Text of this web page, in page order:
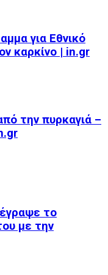
για Εθνικό
καρκίνο | in.gr
την πυρκαγιά –
το
με την